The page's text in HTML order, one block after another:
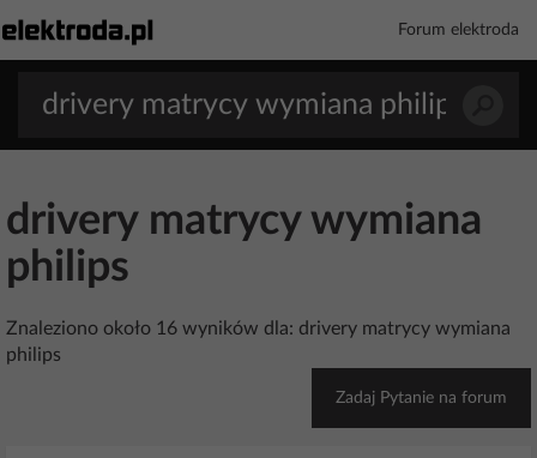
Forum elektroda
drivery matrycy wymiana
philips
Znaleziono około 16 wyników dla: drivery matrycy wymiana
philips
Zadaj Pytanie na forum